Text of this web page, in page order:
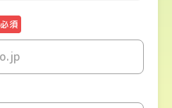
必須